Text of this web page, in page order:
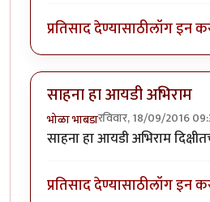
प्रतिसाद देण्यासाठीलॉग इन
साहना हा आयडी अभिराम
भोळा भाबडारविवार, 18/09/2016
साहना हा आयडी अभिराम
प्रतिसाद देण्यासाठीलॉग इन